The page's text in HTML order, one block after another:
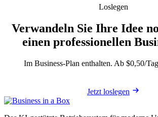
Loslegen
Verwandeln Sie Ihre Idee
einen professionellen
Im Business-Plan enthalten. Ab $0,50/
Jetzt loslegen